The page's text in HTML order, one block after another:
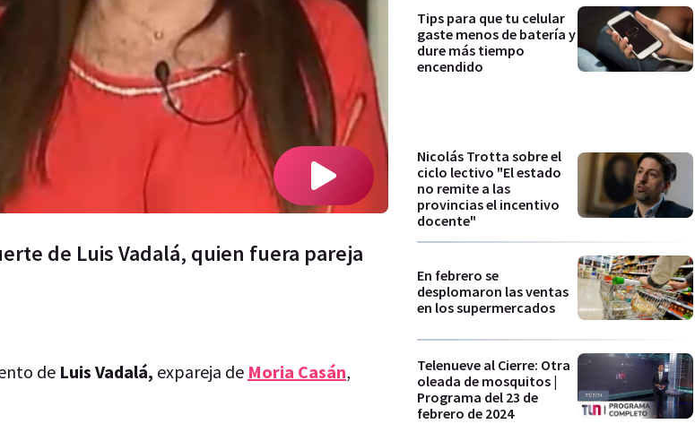
de Luis Vadalá, quien fuera pareja
de Luis Vadalá, expareja de Moria Casán,
Tips para que tu celular
gaste menos de batería y
dure más tiempo
encendido
Nicolás Trotta sobre el
ciclo lectivo "El estado
no remite a las
provincias el incentivo
docente"
En febrero se
desplomaron las ventas
en los supermercados
Telenueve al Cierre: Otra
oleada de mosquitos |
Programa del 23 de
febrero de 2024